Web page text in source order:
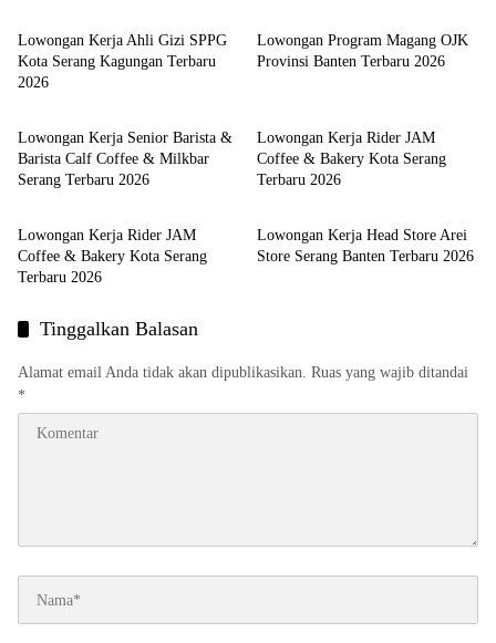
Lowongan Kerja Ahli Gizi SPPG
Kota Serang Kagungan Terbaru
2026
Lowongan Program Magang OJK
Provinsi Banten Terbaru 2026
LOKER SERANG
Lowongan Kerja Senior Barista &
Barista Calf Coffee & Milkbar
Serang Terbaru 2026
Lowongan Kerja Rider JAM
Coffee & Bakery Kota Serang
Terbaru 2026
LOKER SERANG
Lowongan Kerja Rider JAM
Coffee & Bakery Kota Serang
Terbaru 2026
LOKER SERANG
Lowongan Kerja Head Store Arei
Store Serang Banten Terbaru 2026
Tinggalkan Balasan
Alamat email Anda tidak akan dipublikasikan. Ruas yang wajib ditandai
*